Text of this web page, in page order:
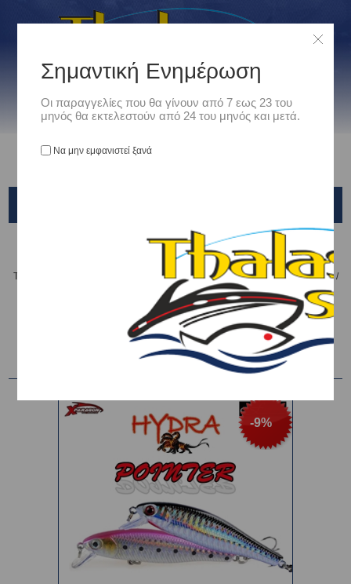
Είδη Αλιείας /
ΤΕΧΝΗΤΑ ΔΟΛΩΜΑΤΑ - ΤΣΑΠΑΡΙ - ΚΑΛΑΜΑΡΙΕΡΕΣ / ΤΕΧΝΗΤΑ ΨΑΡΑΚΙΑ /
X-PARAGON HYDRA
Ταξινόμηση ανά
-9%
Σημαντική Ενημέρωση
Οι παραγγελίες που θα γίνουν από 7 εως 23 του
μηνός θα εκτελεστούν από 24 του μηνός και μετά.
Να μην εμφανιστεί ξανά